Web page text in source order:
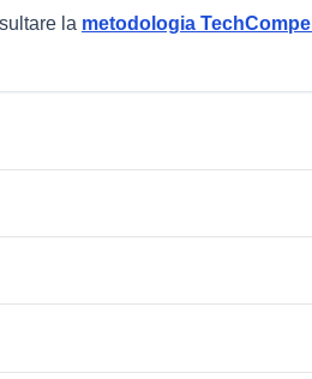
la metodologia